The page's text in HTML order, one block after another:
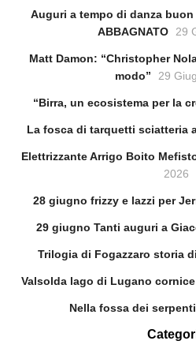
Auguri a tempo di danza
ABBAGNATO
29
Matt Damon: “Christopher
modo”
29
“Birra, un ecosistema per la
La fosca di tarquetti sciatteria
Elettrizzante Arrigo Boito
2026
28 giugno frizzy e lazzi per
29 giugno Tanti auguri a
Trilogia di Fogazzaro storia
Valsolda lago di Lugano
Nella fossa dei serpenti